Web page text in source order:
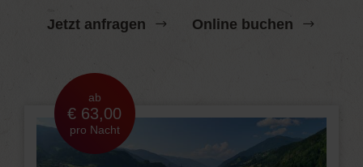
Jetzt anfragen Online buchen
ab
€ 63,00
pro Nacht